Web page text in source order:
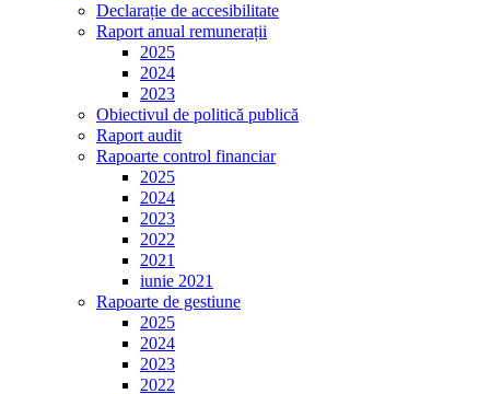
Declarație de accesibilitate
Raport anual remunerații
2025
2024
2023
Obiectivul de politică publică
Raport audit
Rapoarte control financiar
2025
2024
2023
2022
2021
iunie 2021
Rapoarte de gestiune
2025
2024
2023
2022